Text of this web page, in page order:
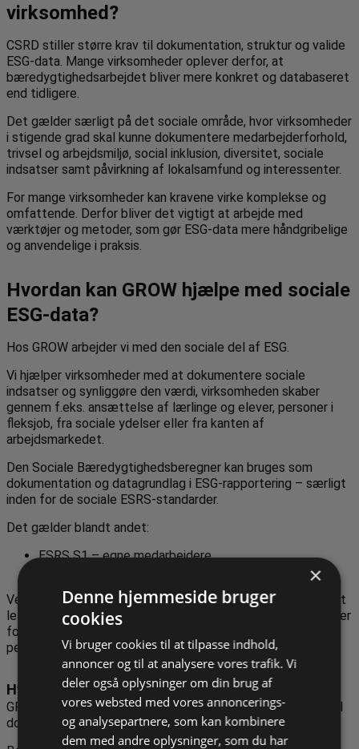
virksomhed?
CSRD stiller større krav til dokumentation, struktur og valide
ESG-data. Mange virksomheder oplever derfor, at
bæredygtighedsarbejdet bliver mere konkret og databaseret
end tidligere.
Det gælder særligt på det sociale område, hvor virksomheder
i stigende grad skal kunne dokumentere medarbejderforhold,
trivsel og arbejdsmiljø, social inklusion, diversitet, sociale
indsatser samt påvirkning af lokalsamfund og interessenter.
For mange virksomheder kan kravene virke komplekse og
omfattende. Derfor bliver det vigtigt at arbejde med
værktøjer og metoder, som gør ESG-data mere håndgribelige
og anvendelige i praksis.
Hvordan kan GROW hjælpe med sociale
ESG-data?
Hos GROW arbejder vi med den sociale del af ESG.
Vi hjælper virksomheder med at dokumentere sociale
indsatser og synliggøre den værdi, virksomheden skaber
gennem f.eks. ansættelse af lærlinge og elever, personer i
fleksjob, fra sociale ydelser eller fra kanten af
arbejdsmarkedet.
Den Sociale Bæredygtighedsberegner kan bruges som
dokumentation og datagrundlag i ESG-rapportering – særligt
inden for de sociale ESRS-standarder.
Det gælder blandt andet:
ESRS S1 – egne medarbejdere
Ved at arbejde struktureret med sociale ESG-data bliver det
lettere at dokumentere virksomhedens sociale bundlinje over
for kunder, samarbejdspartnere, investorer og
pengeinstitutter.
Hvad er Den Sociale Bæredygtighedsberegner?
GROW har udvikletDen Sociale Bæredygtighedsberegner
til
dokumentation af virksomheders sociale bundlinje.
×
Denne hjemmeside bruger
cookies
Vi bruger cookies til at tilpasse indhold,
annoncer og til at analysere vores trafik. Vi
deler også oplysninger om din brug af
vores websted med vores annoncerings-
og analysepartnere, som kan kombinere
dem med andre oplysninger, som du har